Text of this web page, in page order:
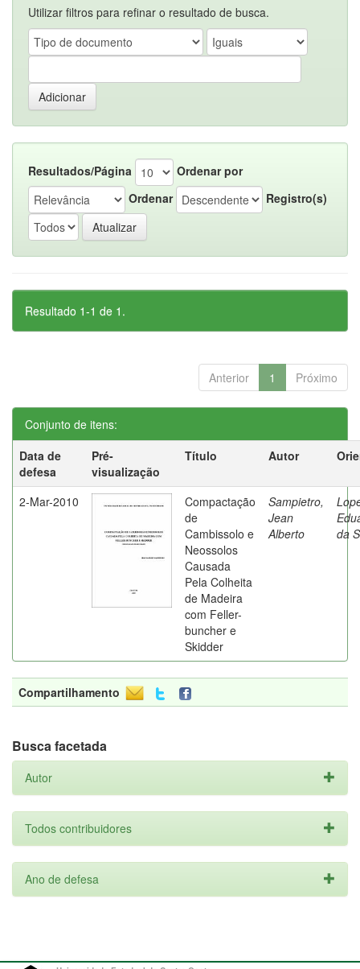
Utilizar filtros para refinar o resultado de busca.
Resultados/Página
Ordenar por
Ordenar
Registro(s)
Resultado 1-1 de 1.
Anterior 1 Próximo
Conjunto de itens:
Data de
defesa
Pré-
visualização
Título Autor
2-Mar-2010
Compactação
de
Cambissolo e
Neossolos
Causada
Pela Colheita
de Madeira
com Feller-
buncher e
Skidder
Sampietro,
Jean
Alberto
da
Compartilhamento
Busca facetada
Autor
Todos contribuidores
Ano de defesa